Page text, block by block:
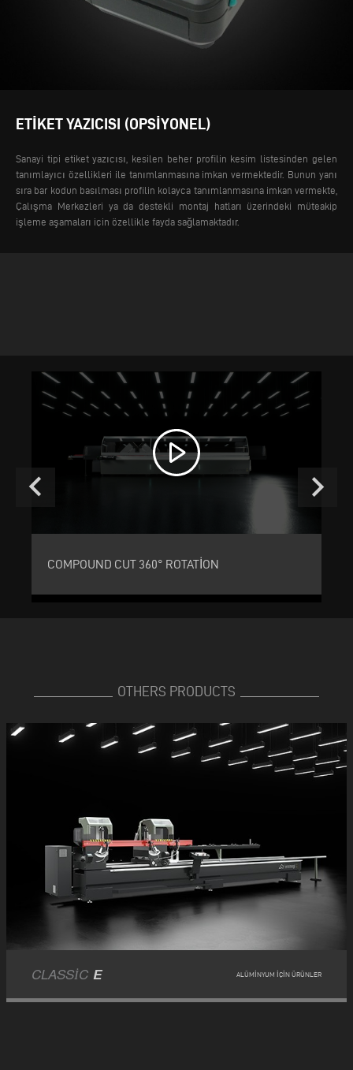
ETIKET YAZICISI (OPSIYONEL)
Sanayi tipi etiket yazıcısı, kesilen beher profilin kesim listesinden gelen
tanımlayıcı özellikleri ile tanımlanmasına imkan vermektedir. Bunun yanı
sıra bar kodun basılması profilin kolayca tanımlanmasına imkan vermekte,
Çalışma Merkezleri ya da destekli montaj hatları üzerindeki müteakip
işleme aşamaları için özellikle fayda sağlamaktadır.
COMPOUND CUT 360° ROTATION
keyboard_arrow_left keyboard_arrow_right
OTHERS PRODUCTS
CLASSIC E ALÜMINYUM IÇIN ÜRÜNLER